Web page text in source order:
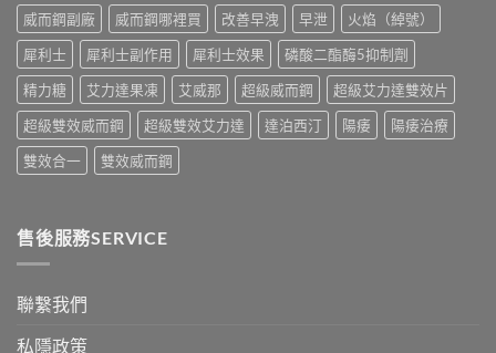
與
香
購
指
南〉
中
威而鋼副廠
威而鋼哪裡買 改善早洩 早泄
火焰（綽號）
犀利士
犀利士副作用 犀利士效果
磷酸二酯酶5抑制劑
精力糖
艾力達果凍 艾威那 超級威而鋼
超級艾力達雙效片
超級雙效威而鋼
超級雙效艾力達 達泊西汀 陽痿
陽痿治療
雙效合一
雙效威而鋼
售後服務SERVICE
聯繫我們
私隱政策